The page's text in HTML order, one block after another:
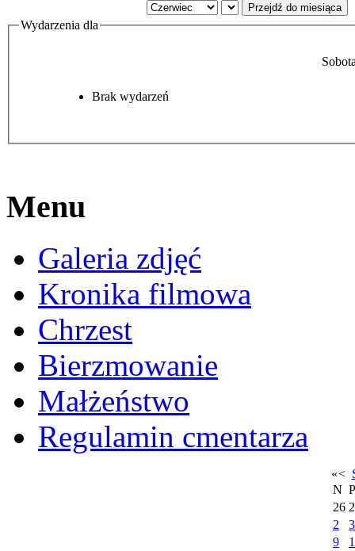
Przejdź do miesiąca
Wydarzenia dla
Brak wydarzeń
Menu
Galeria zdjęć
Kronika filmowa
Chrzest
Bierzmowanie
Małżeństwo
Regulamin cmentarza
«<
N P
26
2
3
9